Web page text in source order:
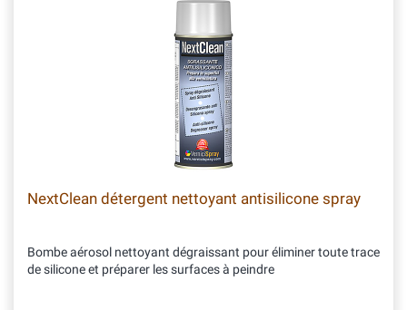
NextClean détergent nettoyant antisilicone spray
Bombe aérosol nettoyant dégraissant pour éliminer toute trace
de silicone et préparer les surfaces à peindre